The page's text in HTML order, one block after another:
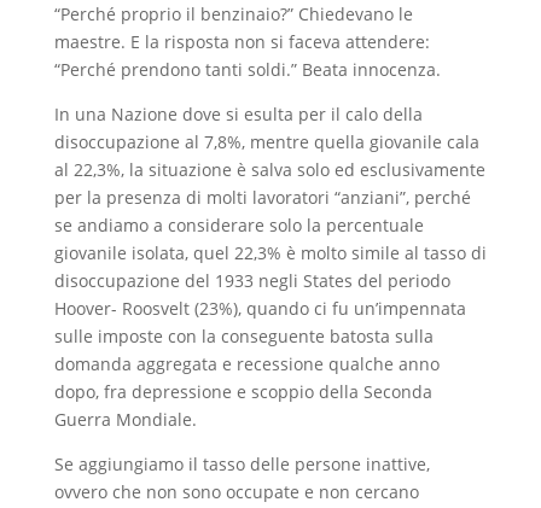
“Perché proprio il benzinaio?” Chiedevano le
maestre. E la risposta non si faceva attendere:
“Perché prendono tanti soldi.” Beata innocenza.
In una Nazione dove si esulta per il calo della
disoccupazione al 7,8%, mentre quella giovanile cala
al 22,3%, la situazione è salva solo ed esclusivamente
per la presenza di molti lavoratori “anziani”, perché
se andiamo a considerare solo la percentuale
giovanile isolata, quel 22,3% è molto simile al tasso di
disoccupazione del 1933 negli States del periodo
Hoover- Roosvelt (23%), quando ci fu un’impennata
sulle imposte con la conseguente batosta sulla
domanda aggregata e recessione qualche anno
dopo, fra depressione e scoppio della Seconda
Guerra Mondiale.
Se aggiungiamo il tasso delle persone inattive,
ovvero che non sono occupate e non cercano